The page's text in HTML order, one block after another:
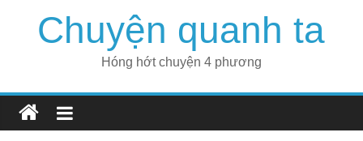
Chuyện quanh ta
Hóng hớt chuyện 4 phương